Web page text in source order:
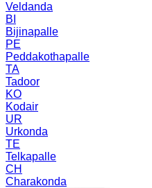
Veldanda
BI
Bijinapalle
PE
Peddakothapalle
TA
Tadoor
KO
Kodair
UR
Urkonda
TE
Telkapalle
CH
Charakonda